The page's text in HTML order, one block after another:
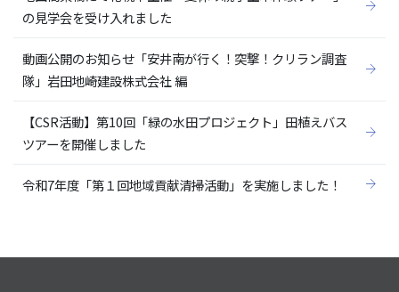
の見学会を受け入れました
動画公開のお知らせ「安井南が行く！突撃！クリラン調査
隊」岩田地崎建設株式会社 編
【CSR活動】第10回「緑の水田プロジェクト」田植えバス
ツアーを開催しました
令和7年度「第１回地域貢献清掃活動」を実施しました！